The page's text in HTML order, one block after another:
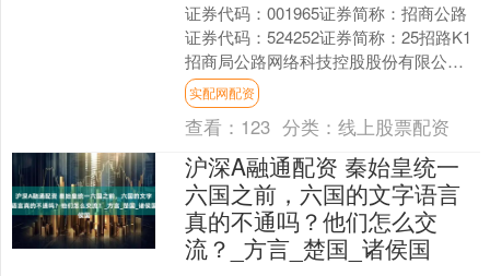
证券代码：001965证券简称：招商公路
证券代码：524252证券简称：25招路K1
招商局公路网络科技控股股份有限公司
2025年面向专业投资者公开发行科技创
新公....
实配网配资
查看： 123 分类：线上股票配资
沪深A融通配资 秦始皇统一
六国之前，六国的文字语言
真的不通吗？他们怎么交
流？_方言_楚国_诸侯国